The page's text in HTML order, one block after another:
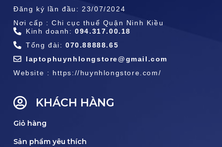
Đăng ký lần đầu: 23/07/2024
Nơi cấp : Chi cục thuế Quận Ninh Kiều
Kinh doanh:094.317.00.18
Tổng đài: 070.88888.65
laptophuynhlongstore@gmail.com
Website : https://huynhlongstore.com/
KHÁCH HÀNG
Giỏ hàng
Sản phẩm yêu thích